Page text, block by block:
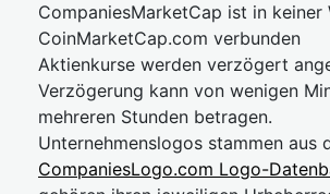
CompaniesMarketCap ist in keiner
CoinMarketCap.com verbunden
Aktienkurse werden verzögert
Verzögerung kann von wenigen
mehreren Stunden betragen.
Unternehmenslogos stammen aus
CompaniesLogo.com Logo-